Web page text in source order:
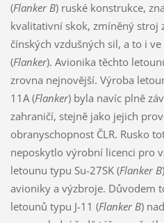
(Flanker B) ruské konstrukce,
kvalitativní skok, zmíněný stroj
čínských vzdušných sil, a to i
(Flanker). Avionika těchto
zrovna nejnovější. Výroba
11A (Flanker) byla navíc plně
zahraničí, stejně jako jejich
obranyschopnost ČLR. Rusko
neposkytlo výrobní licenci pro
letounu typu Su-27SK (Flanker B
avioniky a výzbroje. Důvodem
letounů typu J-11 (Flanker B)